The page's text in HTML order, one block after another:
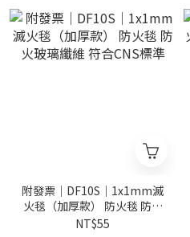
附發票｜DF10S｜1x1mm滅
火毯（加厚款） 防火毯 防火
玻璃纖維 符合CNS標準
NT$55